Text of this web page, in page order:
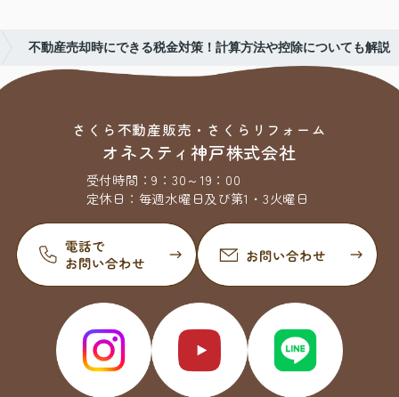
不動産売却時にできる税金対策！計算方法や控除についても解説
さくら不動産販売・さくらリフォーム
オネスティ神戸株式会社
受付時間：9：30～19：00
定休日： 毎週水曜日及び第1・3火曜日